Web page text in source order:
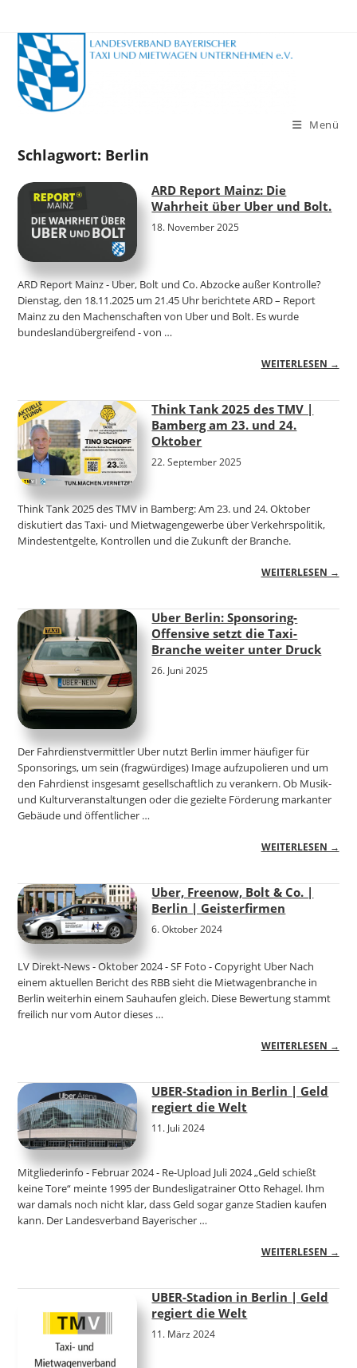
Inhalt
springen
Menü
Schlagwort: Berlin
ARD Report Mainz: Die
Wahrheit über Uber und Bolt.
18. November 2025
ARD Report Mainz - Uber, Bolt und Co. Abzocke außer Kontrolle?
Dienstag, den 18.11.2025 um 21.45 Uhr berichtete ARD – Report
Mainz zu den Machenschaften von Uber und Bolt. Es wurde
bundeslandübergreifend - von …
WEITERLESEN →
Think Tank 2025 des TMV |
Bamberg am 23. und 24.
Oktober
22. September 2025
Think Tank 2025 des TMV in Bamberg: Am 23. und 24. Oktober
diskutiert das Taxi- und Mietwagengewerbe über Verkehrspolitik,
Mindestentgelte, Kontrollen und die Zukunft der Branche.
WEITERLESEN →
Uber Berlin: Sponsoring-
Offensive setzt die Taxi-
Branche weiter unter Druck
26. Juni 2025
Der Fahrdienstvermittler Uber nutzt Berlin immer häufiger für
Sponsorings, um sein (fragwürdiges) Image aufzupolieren und um
den Fahrdienst insgesamt gesellschaftlich zu verankern. Ob Musik-
und Kulturveranstaltungen oder die gezielte Förderung markanter
Gebäude und öffentlicher …
WEITERLESEN →
Uber, Freenow, Bolt & Co. |
Berlin | Geisterfirmen
6. Oktober 2024
LV Direkt-News - Oktober 2024 - SF Foto - Copyright Uber Nach
einem aktuellen Bericht des RBB sieht die Mietwagenbranche in
Berlin weiterhin einem Sauhaufen gleich. Diese Bewertung stammt
freilich nur vom Autor dieses …
WEITERLESEN →
UBER-Stadion in Berlin | Geld
regiert die Welt
11. Juli 2024
Mitgliederinfo - Februar 2024 - Re-Upload Juli 2024 „Geld schießt
keine Tore“ meinte 1995 der Bundesligatrainer Otto Rehagel. Ihm
war damals noch nicht klar, dass Geld sogar ganze Stadien kaufen
kann. Der Landesverband Bayerischer …
WEITERLESEN →
UBER-Stadion in Berlin | Geld
regiert die Welt
11. März 2024